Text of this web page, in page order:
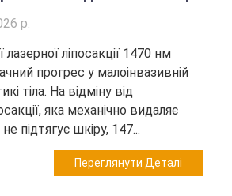
р.
ліпосакції 1470 нм
прогрес у малоінвазивній
тіла. На відміну від
яка механічно видаляє
підтягує шкіру, 147...
Переглянути Деталі